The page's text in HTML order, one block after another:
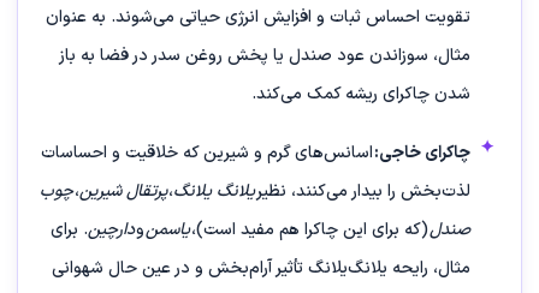
تقویت احساس ثبات و افزایش انرژی حیاتی می‌شوند. به عنوان
مثال، سوزاندن عود صندل یا پخش روغن سدر در فضا به باز
شدن چاکرای ریشه کمک می‌کند.
چاکرای خاجی:اسانس‌های گرم و شیرین که خلاقیت و احساسات
لذت‌بخش را بیدار می‌کنند، نظیریلانگ یلانگ،پرتقال شیرین،چوب
صندل(که برای این چاکرا هم مفید است)،یاسمنودارچین. برای
مثال، رایحه یلانگ‌یلانگ تأثیر آرام‌بخش و در عین حال شهوانی